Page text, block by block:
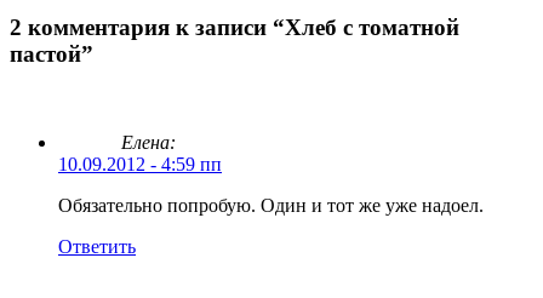
2 комментария к записи “Хлеб с томатной
пастой”
Елена:
10.09.2012 - 4:59 пп
Обязательно попробую. Один и тот же уже надоел.
Ответить